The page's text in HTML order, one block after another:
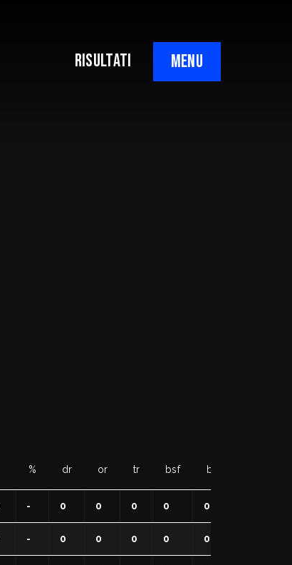
RISULTATI MENU
% dr or tr bsf bsa
- 0 0 0 0 0
- 0 0 0 0 0